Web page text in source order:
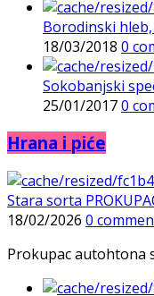
Borodinski hleb,
18/03/2018 0
Sokobanjski
25/01/20170
Hrana i piće
Stara sorta
18/02/2026 0
Prokupac autohtona